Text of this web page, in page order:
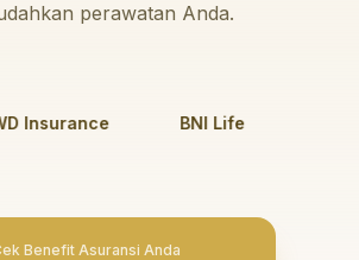
perawatan Anda.
Insurance BNI Life
Benefit Asuransi Anda